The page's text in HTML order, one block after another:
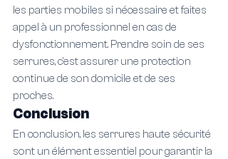
les parties mobiles si nécessaire et faites
appel à un professionnel en cas de
dysfonctionnement. Prendre soin de ses
serrures, c'est assurer une protection
continue de son domicile et de ses
proches.
Conclusion
En conclusion, les serrures haute sécurité
sont un élément essentiel pour garantir la